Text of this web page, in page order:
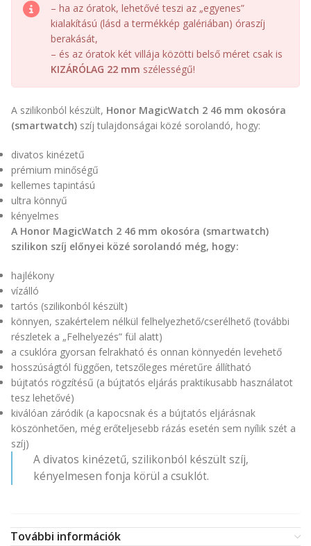
– ha az óratok, lehetővé teszi az „egyenes”
kialakítású (lásd a termékkép galériában) óraszíj
berakását,
– és az óratok két villája közötti belső méret csak is
KIZÁRÓLAG 22 mm szélességű!
A szilikonból készült, Honor MagicWatch 2 46 mm okosóra
(smartwatch) szíj tulajdonságai közé sorolandó, hogy:
divatos kinézetű
prémium minőségű
kellemes tapintású
ultra könnyű
kényelmes
A Honor MagicWatch 2 46 mm okosóra (smartwatch)
szilikon szíj előnyei közé sorolandó még, hogy:
hajlékony
vízálló
tartós (szilikonból készült)
könnyen, szakértelem nélkül felhelyezhető/cserélhető (további
részletek a „Felhelyezés” fül alatt)
a csuklóra gyorsan felrakható és onnan könnyedén levehető
hosszúságtól függően, tetszőleges méretűre állítható
bújtatós rögzítésű (a bújtatós eljárás praktikusabb használatot
tesz lehetővé)
kiválóan záródik (a kapocsnak és a bújtatós eljárásnak
köszönhetően, még erőteljesebb rázás esetén sem nyílik szét a
szíj)
A divatos kinézetű, szilikonból készült szíj,
kényelmesen fonja körül a csuklót.
További információk